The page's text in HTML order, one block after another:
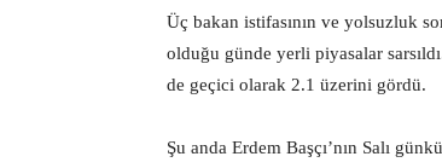
Üç bakan istifasının ve yolsuzluk
olduğu günde yerli piyasalar
de geçici olarak 2.1 üzerini gördü.
Şu anda Erdem Başçı’nın Salı